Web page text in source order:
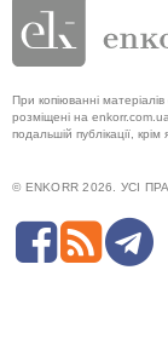
При копіюванні
розміщені на
подальшій публікації,
© ENKORR 2026. УСІ